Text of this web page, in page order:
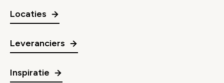
Locaties
Leveranciers
Inspiratie